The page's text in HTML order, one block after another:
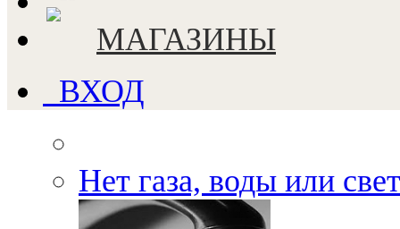
МАГАЗИНЫ
ВХОД
Нет газа, воды или